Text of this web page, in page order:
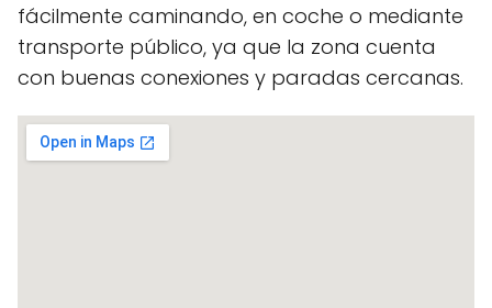
fácilmente caminando, en coche o mediante
transporte público, ya que la zona cuenta
con buenas conexiones y paradas cercanas.